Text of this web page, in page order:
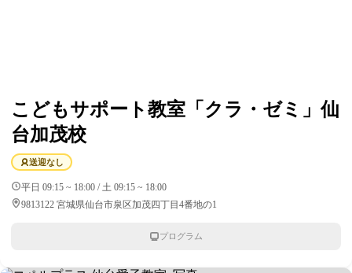
こどもサポート教室「クラ・ゼミ」仙
台加茂校
送迎なし
平日 09:15 ~ 18:00 / 土 09:15 ~ 18:00
9813122 宮城県仙台市泉区加茂四丁目4番地の1
プログラム